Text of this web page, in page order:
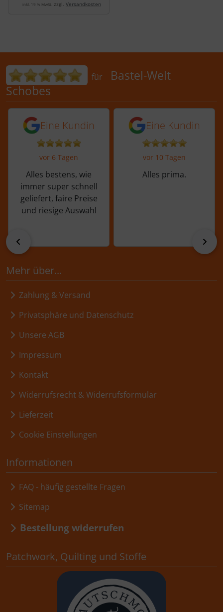
inkl. 19 % MwSt. zzgl. Versandkosten
Bewertungen für Bastel-Welt
für
Bastel-Welt
Schobes
5 von 5 Sternen von einer Kundin vor
Eine Kundin
vor 6 Tagen
Alles bestens, wie
immer super schnell
geliefert, faire Preise
und riesige Auswahl
5 von 5 Sternen
Eine Kundin
vor 10 Tagen
Alles prima.
vor
Mehr über...
Zahlung & Versand
Privatsphäre und Datenschutz
Unsere AGB
Impressum
Kontakt
Widerrufsrecht & Widerrufsformular
Lieferzeit
Cookie Einstellungen
Informationen
FAQ - häufig gestellte Fragen
Sitemap
Bestellung widerrufen
Patchwork, Quilting und Stoffe